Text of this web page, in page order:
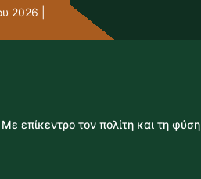
2026 |
Με επίκεντρο τον πολίτη και τη φύση